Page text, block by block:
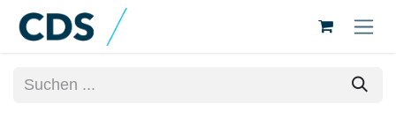
Zum Inhalt springen